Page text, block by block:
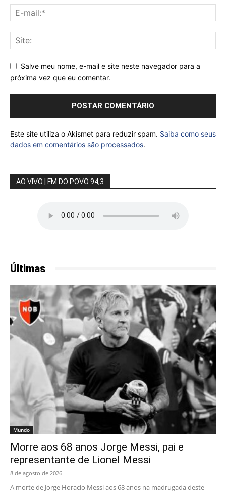
Salve meu nome, e-mail e site neste navegador para a
próxima vez que eu comentar.
Este site utiliza o Akismet para reduzir spam. Saiba como seus
dados em comentários são processados.
AO VIVO | FM DO POVO 94,3
Últimas
Mundo
Morre aos 68 anos Jorge Messi, pai e
representante de Lionel Messi
8 de agosto de 2026
A morte de Jorge Horacio Messi aos 68 anos na madrugada deste